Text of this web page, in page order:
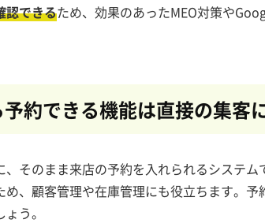
認できるため、効果のあったMEO対策や
約できる機能は直接の集客
そのまま来店の予約を入れられるシステム
め、顧客管理や在庫管理にも役立ちます。予
う。